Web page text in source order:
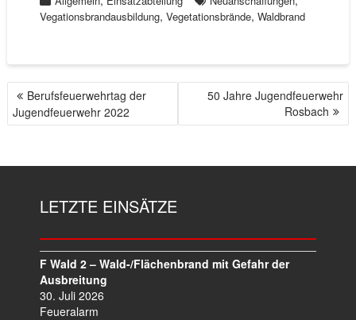
Vegationsbrandausbildung, Vegetationsbrände, Waldbrand
B
E
Berufsfeuerwehrtag der
Jugendfeuerwehr 2022
50 Jahre Jugendfeuerwehr
Rosbach
LETZTE EINSÄTZE
F Wald 2 – Wald-/Flächenbrand mit Gefahr der
Ausbreitung
30. Juli 2026
Feueralarm